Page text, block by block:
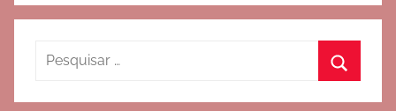
Pesquisar